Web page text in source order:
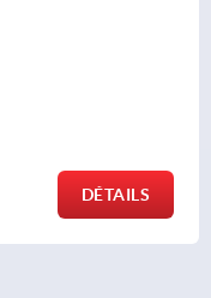
à partir de
hors TVA
hors frais d’envoi